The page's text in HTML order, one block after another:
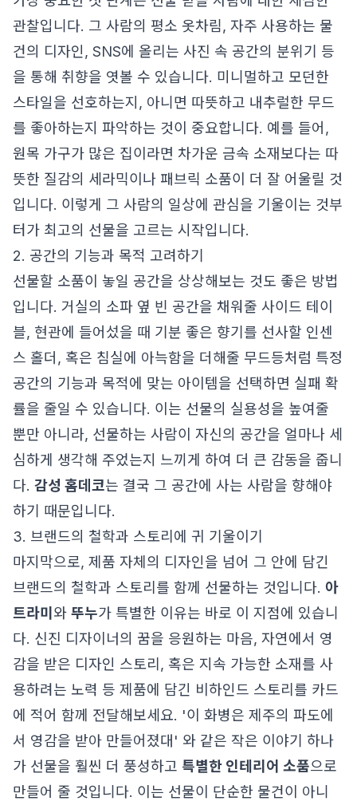
관찰입니다. 그 사람의 평소 옷차림, 자주 사용하는 물
건의 디자인, SNS에 올리는 사진 속 공간의 분위기 등
을 통해 취향을 엿볼 수 있습니다. 미니멀하고 모던한
스타일을 선호하는지, 아니면 따뜻하고 내추럴한 무드
를 좋아하는지 파악하는 것이 중요합니다. 예를 들어,
원목 가구가 많은 집이라면 차가운 금속 소재보다는 따
뜻한 질감의 세라믹이나 패브릭 소품이 더 잘 어울릴 것
입니다. 이렇게 그 사람의 일상에 관심을 기울이는 것부
터가 최고의 선물을 고르는 시작입니다.
2. 공간의 기능과 목적 고려하기
선물할 소품이 놓일 공간을 상상해보는 것도 좋은 방법
입니다. 거실의 소파 옆 빈 공간을 채워줄 사이드 테이
블, 현관에 들어섰을 때 기분 좋은 향기를 선사할 인센
스 홀더, 혹은 침실에 아늑함을 더해줄 무드등처럼 특정
공간의 기능과 목적에 맞는 아이템을 선택하면 실패 확
률을 줄일 수 있습니다. 이는 선물의 실용성을 높여줄
뿐만 아니라, 선물하는 사람이 자신의 공간을 얼마나 세
심하게 생각해 주었는지 느끼게 하여 더 큰 감동을 줍니
다. 감성 홈데코는 결국 그 공간에 사는 사람을 향해야
하기 때문입니다.
3. 브랜드의 철학과 스토리에 귀 기울이기
마지막으로, 제품 자체의 디자인을 넘어 그 안에 담긴
브랜드의 철학과 스토리를 함께 선물하는 것입니다. 아
트라미 와 뚜누가 특별한 이유는 바로 이 지점에 있습니
다. 신진 디자이너의 꿈을 응원하는 마음, 자연에서 영
감을 받은 디자인 스토리, 혹은 지속 가능한 소재를 사
용하려는 노력 등 제품에 담긴 비하인드 스토리를 카드
에 적어 함께 전달해보세요. '이 화병은 제주의 파도에
서 영감을 받아 만들어졌대' 와 같은 작은 이야기 하나
가 선물을 훨씬 더 풍성하고 특별한 인테리어 소품으로
만들어 줄 것입니다. 이는 선물이 단순한 물건이 아니